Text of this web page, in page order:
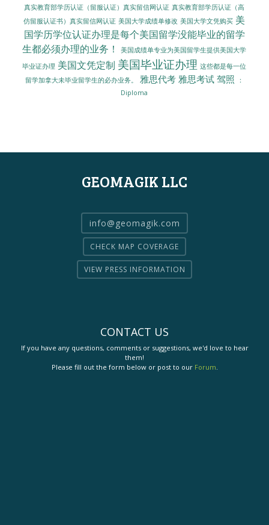
真实教育部学历认证（留服认证）真实留信网认证 真实教育部学历认证（高
仿留服认证书）真实留信网认证 美国大学成绩单修改 美国大学文凭购买 美
国学历学位认证办理是每个美国留学没能毕业的留学
生都必须办理的业务！
美国成绩单专业为美国留学生提供美国大学
毕业证办理 美国文凭定制 美国毕业证办理 这些都是每一位
留学加拿大未毕业留学生的必办业务。
雅思代考 雅思考试 驾照
：
Diploma
GEOMAGIK LLC
info@geomagik.com
CHECK MAP COVERAGE
VIEW PRESS INFORMATION
CONTACT US
If you have any questions, comments or suggestions, we'd love to hear
them!
Please fill out the form below or post to our Forum